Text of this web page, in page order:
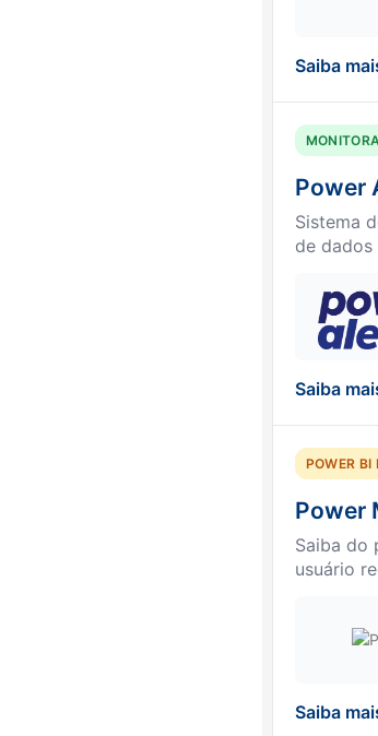
Saiba
Power
Sistema
de dados
Saiba
POWER BI
Power
Saiba do
usuário
Saiba